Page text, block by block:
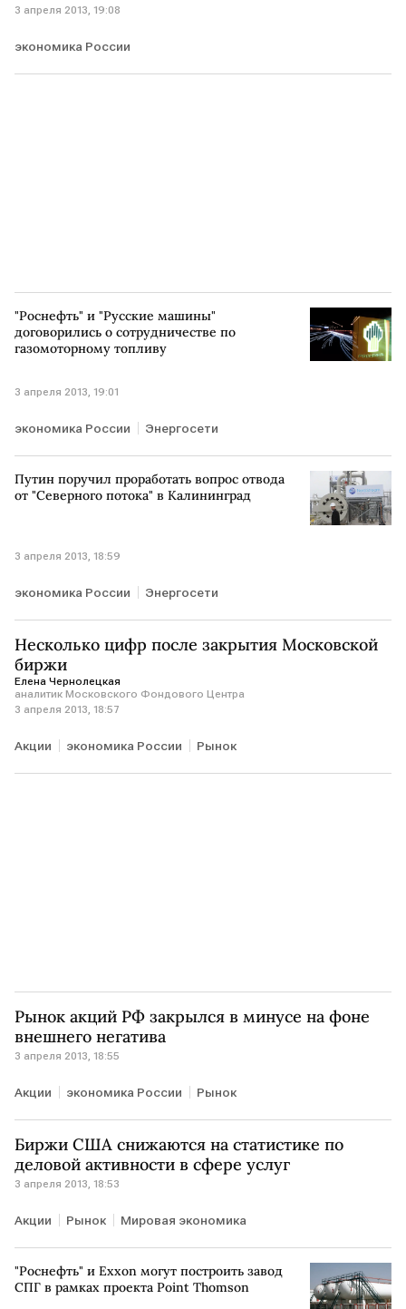
3 апреля 2013, 19:08
экономика России
"Роснефть" и "Русские машины"
договорились о сотрудничестве по
газомоторному топливу
3 апреля 2013, 19:01
экономика России Энергосети
Путин поручил проработать вопрос отвода
от "Северного потока" в Калининград
3 апреля 2013, 18:59
экономика России Энергосети
Несколько цифр после закрытия Московской
биржи
Елена Чернолецкая
аналитик Московского Фондового Центра
3 апреля 2013, 18:57
Акции экономика России Рынок
Рынок акций РФ закрылся в минусе на фоне
внешнего негатива
3 апреля 2013, 18:55
Акции экономика России Рынок
Биржи США снижаются на статистике по
деловой активности в сфере услуг
3 апреля 2013, 18:53
Акции Рынок Мировая экономика
"Роснефть" и Exxon могут построить завод
СПГ в рамках проекта Point Thomson